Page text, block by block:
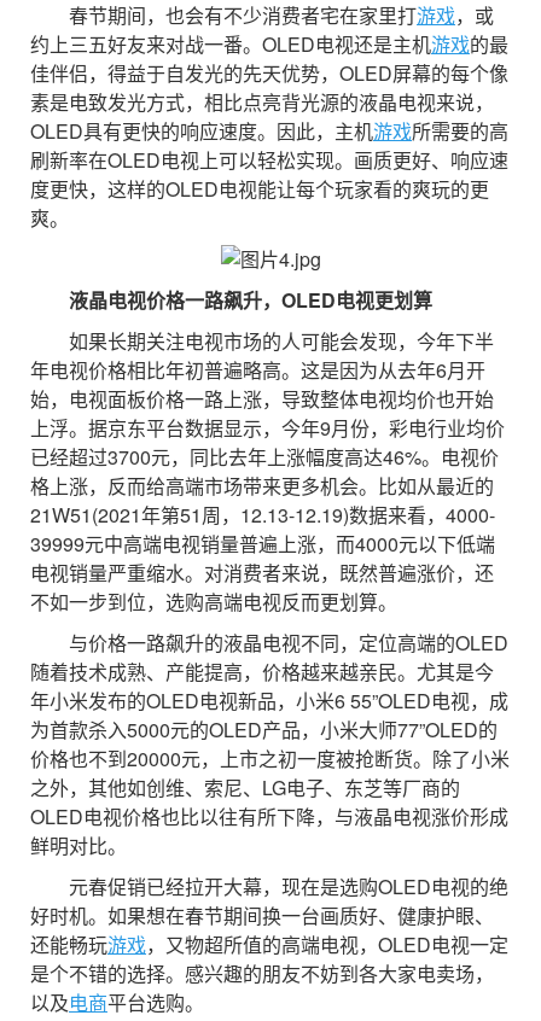
春节期间，也会有不少消费者宅在家里打游戏，或
约上三五好友来对战一番。OLED电视还是主机游戏的最
佳伴侣，得益于自发光的先天优势，OLED屏幕的每个像
素是电致发光方式，相比点亮背光源的液晶电视来说，
OLED具有更快的响应速度。因此，主机游戏所需要的高
刷新率在OLED电视上可以轻松实现。画质更好、响应速
度更快，这样的OLED电视能让每个玩家看的爽玩的更
爽。
液晶电视价格一路飙升，OLED电视更划算
如果长期关注电视市场的人可能会发现，今年下半
年电视价格相比年初普遍略高。这是因为从去年6月开
始，电视面板价格一路上涨，导致整体电视均价也开始
上浮。据京东平台数据显示，今年9月份，彩电行业均价
已经超过3700元，同比去年上涨幅度高达46%。电视价
格上涨，反而给高端市场带来更多机会。比如从最近的
21W51(2021年第51周，12.13-12.19)数据来看，4000-
39999元中高端电视销量普遍上涨，而4000元以下低端
电视销量严重缩水。对消费者来说，既然普遍涨价，还
不如一步到位，选购高端电视反而更划算。
与价格一路飙升的液晶电视不同，定位高端的OLED
随着技术成熟、产能提高，价格越来越亲民。尤其是今
年小米发布的OLED电视新品，小米6 55”OLED电视，成
为首款杀入5000元的OLED产品，小米大师77”OLED的
价格也不到20000元，上市之初一度被抢断货。除了小米
之外，其他如创维、索尼、LG电子、东芝等厂商的
OLED电视价格也比以往有所下降，与液晶电视涨价形成
鲜明对比。
元春促销已经拉开大幕，现在是选购OLED电视的绝
好时机。如果想在春节期间换一台画质好、健康护眼、
还能畅玩游戏，又物超所值的高端电视，OLED电视一定
是个不错的选择。感兴趣的朋友不妨到各大家电卖场，
以及电商平台选购。